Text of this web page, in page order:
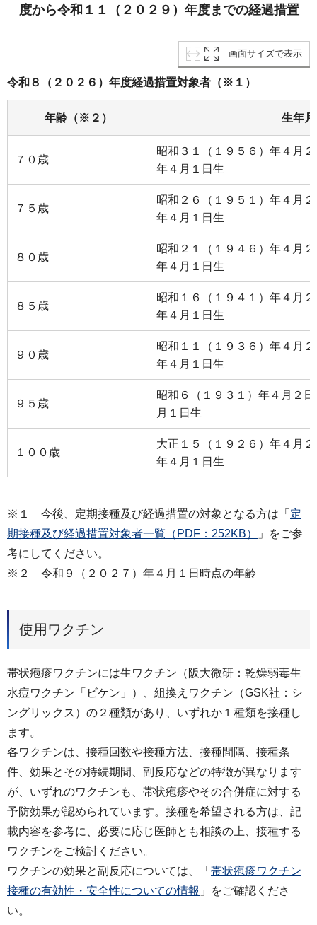
度から令和１１（２０２９）年度までの経過措置
画面サイズで表示
令和８（２０２６）年度経過措置対象者（※１）
年齢（※２） 生年
７０歳
昭和３１（１９５６）年４月
年４月１日生
７５歳
昭和２６（１９５１）年４月
年４月１日生
８０歳
昭和２１（１９４６）年４月
年４月１日生
８５歳
昭和１６（１９４１）年４月
年４月１日生
９０歳
昭和１１（１９３６）年４月
年４月１日生
９５歳
昭和６（１９３１）年４月２
月１日生
１００歳
大正１５（１９２６）年４月
年４月１日生
※１ 今後、定期接種及び経過措置の対象となる方は「 定
期接種及び経過措置対象者一覧（PDF：252KB）
」をご参
考にしてください。
※２ 令和９（２０２７）年４月１日時点の年齢
使用ワクチン
帯状疱疹ワクチンには生ワクチン（阪大微研：乾燥弱毒生
水痘ワクチン「ビケン」）、組換えワクチン（GSK社：シ
ングリックス）の２種類があり、いずれか１種類を接種し
ます。
各ワクチンは、接種回数や接種方法、接種間隔、接種条
件、効果とその持続期間、副反応などの特徴が異なります
が、いずれのワクチンも、帯状疱疹やその合併症に対する
予防効果が認められています。接種を希望される方は、記
載内容を参考に、必要に応じ医師とも相談の上、接種する
ワクチンをご検討ください。
ワクチンの効果と副反応については、「 帯状疱疹ワクチン
接種の有効性・安全性についての情報 」をご確認くださ
い。